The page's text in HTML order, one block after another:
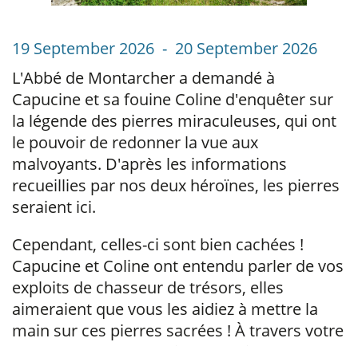
19 September 2026 - 20 September 2026
L'Abbé de Montarcher a demandé à
Capucine et sa fouine Coline d'enquêter sur
la légende des pierres miraculeuses, qui ont
le pouvoir de redonner la vue aux
malvoyants. D'après les informations
recueillies par nos deux héroïnes, les pierres
seraient ici.
Cependant, celles-ci sont bien cachées !
Capucine et Coline ont entendu parler de vos
exploits de chasseur de trésors, elles
aimeraient que vous les aidiez à mettre la
main sur ces pierres sacrées ! À travers votre